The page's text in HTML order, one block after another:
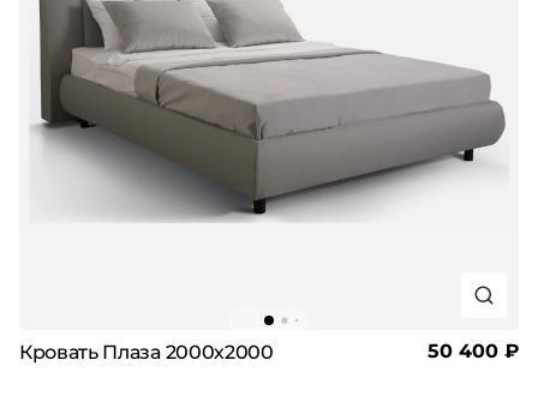
Кровать Плаза 2000х2000 50 400 ₽